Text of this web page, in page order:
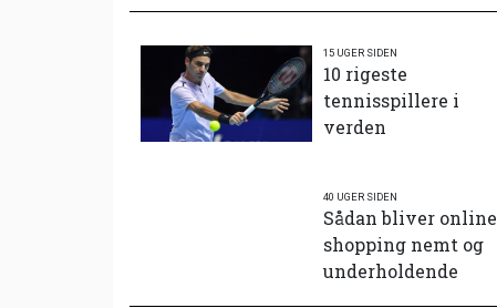
15 UGER SIDEN
10 rigeste
tennisspillere i
verden
40 UGER SIDEN
Sådan bliver online
shopping nemt og
underholdende